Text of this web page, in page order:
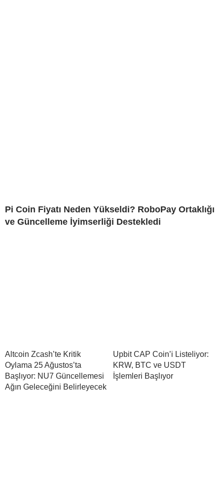
Pi Coin Fiyatı Neden Yükseldi? RoboPay Ortaklığı
ve Güncelleme İyimserliği Destekledi
Altcoin Zcash’te Kritik
Oylama 25 Ağustos’ta
Başlıyor: NU7 Güncellemesi
Ağın Geleceğini Belirleyecek
Upbit CAP Coin’i Listeliyor:
KRW, BTC ve USDT
İşlemleri Başlıyor